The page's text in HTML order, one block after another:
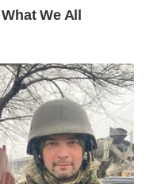
We All